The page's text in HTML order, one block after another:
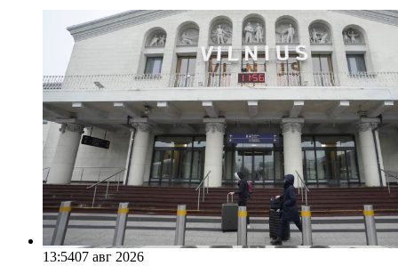
13:5407 авг 2026